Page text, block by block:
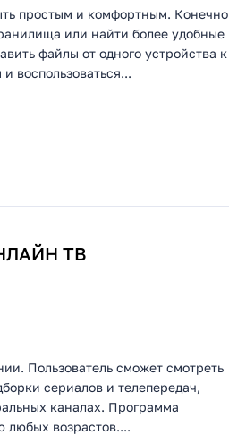
простым и комфортным. Конечно
или найти более удобные
файлы от одного устройства к
воспользоваться...
ТВ
Пользователь сможет смотреть
сериалов и телепередач,
каналах. Программа
любых возрастов....